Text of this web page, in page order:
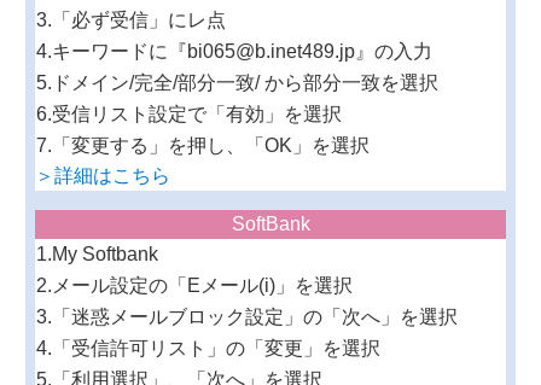
3.「必ず受信」にレ点
4.キーワードに『bi065@b.inet489.jp』の入力
5.ドメイン/完全/部分一致/ から部分一致を選択
6.受信リスト設定で「有効」を選択
7.「変更する」を押し、「OK」を選択
＞詳細はこちら
SoftBank
1.My Softbank
2.メール設定の「Eメール(i)」を選択
3.「迷惑メールブロック設定」の「次へ」を選択
4.「受信許可リスト」の「変更」を選択
5.「利用選択」、「次へ」を選択